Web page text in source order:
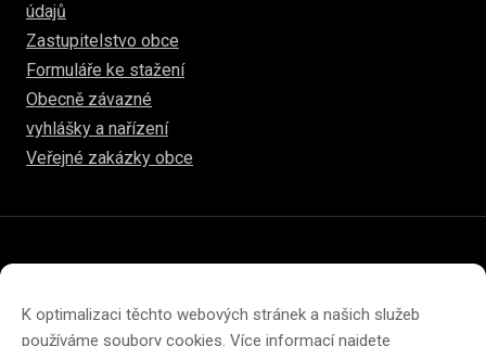
K optimalizaci těchto webových stránek a našich služeb
používáme soubory cookies. Více informací najdete
údajů
Zastupitelstvo obce
Formuláře ke stažení
Obecně závazné
vyhlášky a nařízení
Veřejné zakázky obce
Prohlášení o přístupnosti
Prohlášení o ochraně soukromí
Zásady cookies (EU)